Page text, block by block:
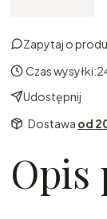
Zapytaj o
Czas wysyłki:
Udostępnij
Dostawa od
Opis